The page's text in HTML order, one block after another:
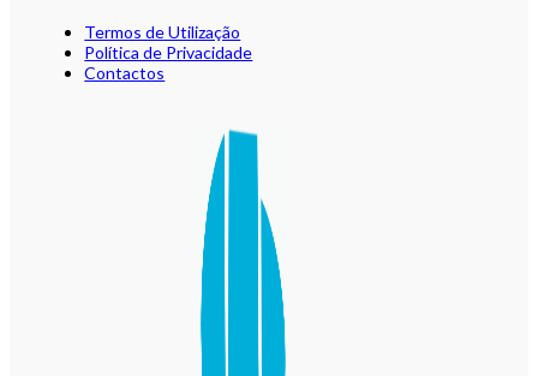
Termos de Utilização
Política de Privacidade
Contactos